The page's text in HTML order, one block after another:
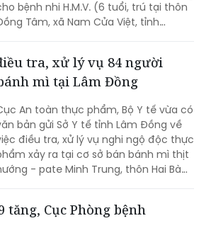
trái.
tra, xử lý vụ 84 người
An toàn thực phẩm, Bộ Y tế vừa có
bản gửi Sở Y tế tỉnh Lâm Đồng về
điều tra, xử lý vụ nghi ngộ độc thực
xảy ra tại cơ sở bán bánh mì thịt
- pate Minh Trung, thôn Hai Bà
xã Nam Ban Lâm Hà.
tăng, Cục Phòng bệnh
Số trường hợp đến khám và điều trị do